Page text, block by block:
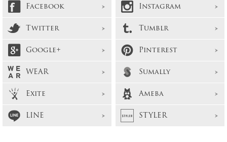
Facebook
Instagram
Twitter
Tumblr
Google+
Pinterest
WEAR
Sumally
Exite
Ameba
LINE
STYLER